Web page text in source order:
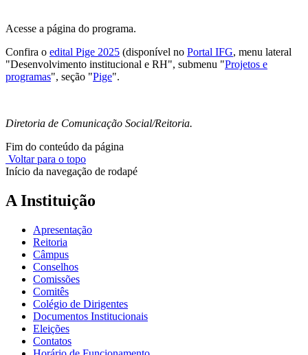
Acesse a página do programa.
Confira o edital Pige 2025 (disponível no Portal IFG, menu lateral
"Desenvolvimento institucional e RH", submenu "Projetos e
programas", seção "Pige".
Diretoria de Comunicação Social/Reitoria.
Fim do conteúdo da página
Voltar para o topo
Início da navegação de rodapé
A Instituição
Apresentação
Reitoria
Câmpus
Conselhos
Comissões
Comitês
Colégio de Dirigentes
Documentos Institucionais
Eleições
Contatos